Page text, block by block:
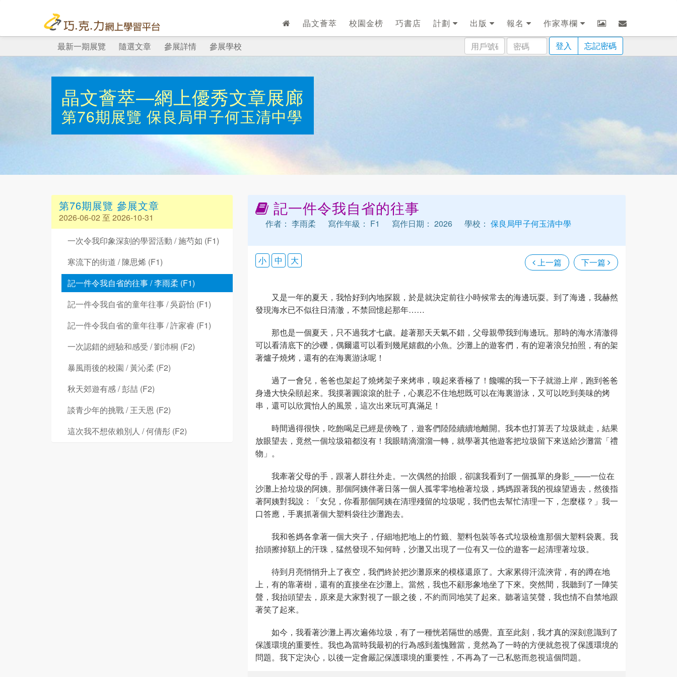
晶文薈萃 校園金榜 巧書店 計劃 出版 報名
作家專欄
用
戶
密
碼
登入 忘記密碼
最新一期展覽 隨選文章 參展詳情 參展學校
晶文薈萃—網上優秀文章展廊
第76期展覽 保良局甲子何玉清中學
第76期展覽 參展文章
2026-06-02 至 2026-10-31
一次令我印象深刻的學習活動 / 施芍如 (F1)
寒流下的街道 / 陳思烯 (F1)
記一件令我自省的往事 / 李雨柔 (F1)
記一件令我自省的童年往事 / 吳蔚怡 (F1)
記一件令我自省的童年往事 / 許家睿 (F1)
一次認錯的經驗和感受 / 劉沛桐 (F2)
暴風雨後的校園 / 黃沁柔 (F2)
秋天郊遊有感 / 彭喆 (F2)
談青少年的挑戰 / 王天恩 (F2)
這次我不想依賴別人 / 何倩彤 (F2)
記一件令我自省的往事
作者： 李雨柔 寫作年級： F1 寫作日期： 2026 學校： 保良局甲子何玉清中學
上一篇 下一篇
小 中 大
又是一年的夏天，我恰好到內地探親，於是就決定前往小時候常去的海邊玩耍。到了海邊，我赫然
發現海水已不似往日清澈，不禁回憶起那年……
那也是一個夏天，只不過我才七歲。趁著那天天氣不錯，父母親帶我到海邊玩。那時的海水清澈得
可以看清底下的沙礫，偶爾還可以看到幾尾嬉戲的小魚。沙灘上的遊客們，有的迎著浪兒拍照，有的架
著爐子燒烤，還有的在海裏游泳呢！
過了一會兒，爸爸也架起了燒烤架子來烤串，嗅起來香極了！饞嘴的我一下子就游上岸，跑到爸爸
身邊大快朵頤起來。我摸著圓滾滾的肚子，心裏忍不住地想既可以在海裏游泳，又可以吃到美味的烤
串，還可以欣賞怡人的風景，這次出來玩可真滿足！
時間過得很快，吃飽喝足已經是傍晚了，遊客們陸陸續續地離開。我本也打算丟了垃圾就走，結果
放眼望去，竟然一個垃圾箱都沒有！我眼睛滴溜溜一轉，就學著其他遊客把垃圾留下來送給沙灘當「禮
物」。
我牽著父母的手，跟著人群往外走。一次偶然的抬眼，卻讓我看到了一個孤單的身影_——一位在
沙灘上拾垃圾的阿姨。那個阿姨伴著日落一個人孤零零地檢著垃圾，媽媽跟著我的視線望過去，然後指
著阿姨對我說：「女兒，你看那個阿姨在清理殘留的垃圾呢，我們也去幫忙清理一下，怎麼樣？」我一
口答應，手裏抓著個大塑料袋往沙灘跑去。
我和爸媽各拿著一個大夾子，仔細地把地上的竹籤、塑料包裝等各式垃圾檢進那個大塑料袋裏。我
抬頭擦掉額上的汗珠，猛然發現不知何時，沙灘又出現了一位有又一位的遊客一起清理著垃圾。
待到月亮悄悄升上了夜空，我們終於把沙灘原來的模樣還原了。大家累得汗流浹背，有的蹲在地
上，有的靠著樹，還有的直接坐在沙灘上。當然，我也不顧形象地坐了下來。突然間，我聽到了一陣笑
聲，我抬頭望去，原來是大家對視了一眼之後，不約而同地笑了起來。聽著這笑聲，我也情不自禁地跟
著笑了起來。
如今，我看著沙灘上再次遍佈垃圾，有了一種恍若隔世的感覺。直至此刻，我才真的深刻意識到了
保護環境的重要性。我也為當時我最初的行為感到羞愧難當，竟然為了一時的方便就忽視了保護環境的
問題。我下定決心，以後一定會嚴記保護環境的重要性，不再為了一己私慾而忽視這個問題。